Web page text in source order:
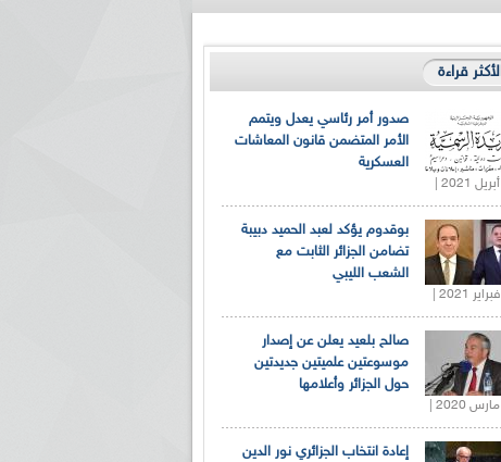
قراءة
صدور أمر رئاسي يعدل ويتمم
الأمر المتضمن قانون المعاشات
العسكرية
بوقدوم يؤكد لعبد الحميد دبيبة
تضامن الجزائر الثابت مع
الشعب الليبي
صالح بلعيد يعلن عن إصدار
موسوعتين علميتين جديدتين
حول الجزائر وأعلامها
إعادة انتخاب الجزائري نور الدين